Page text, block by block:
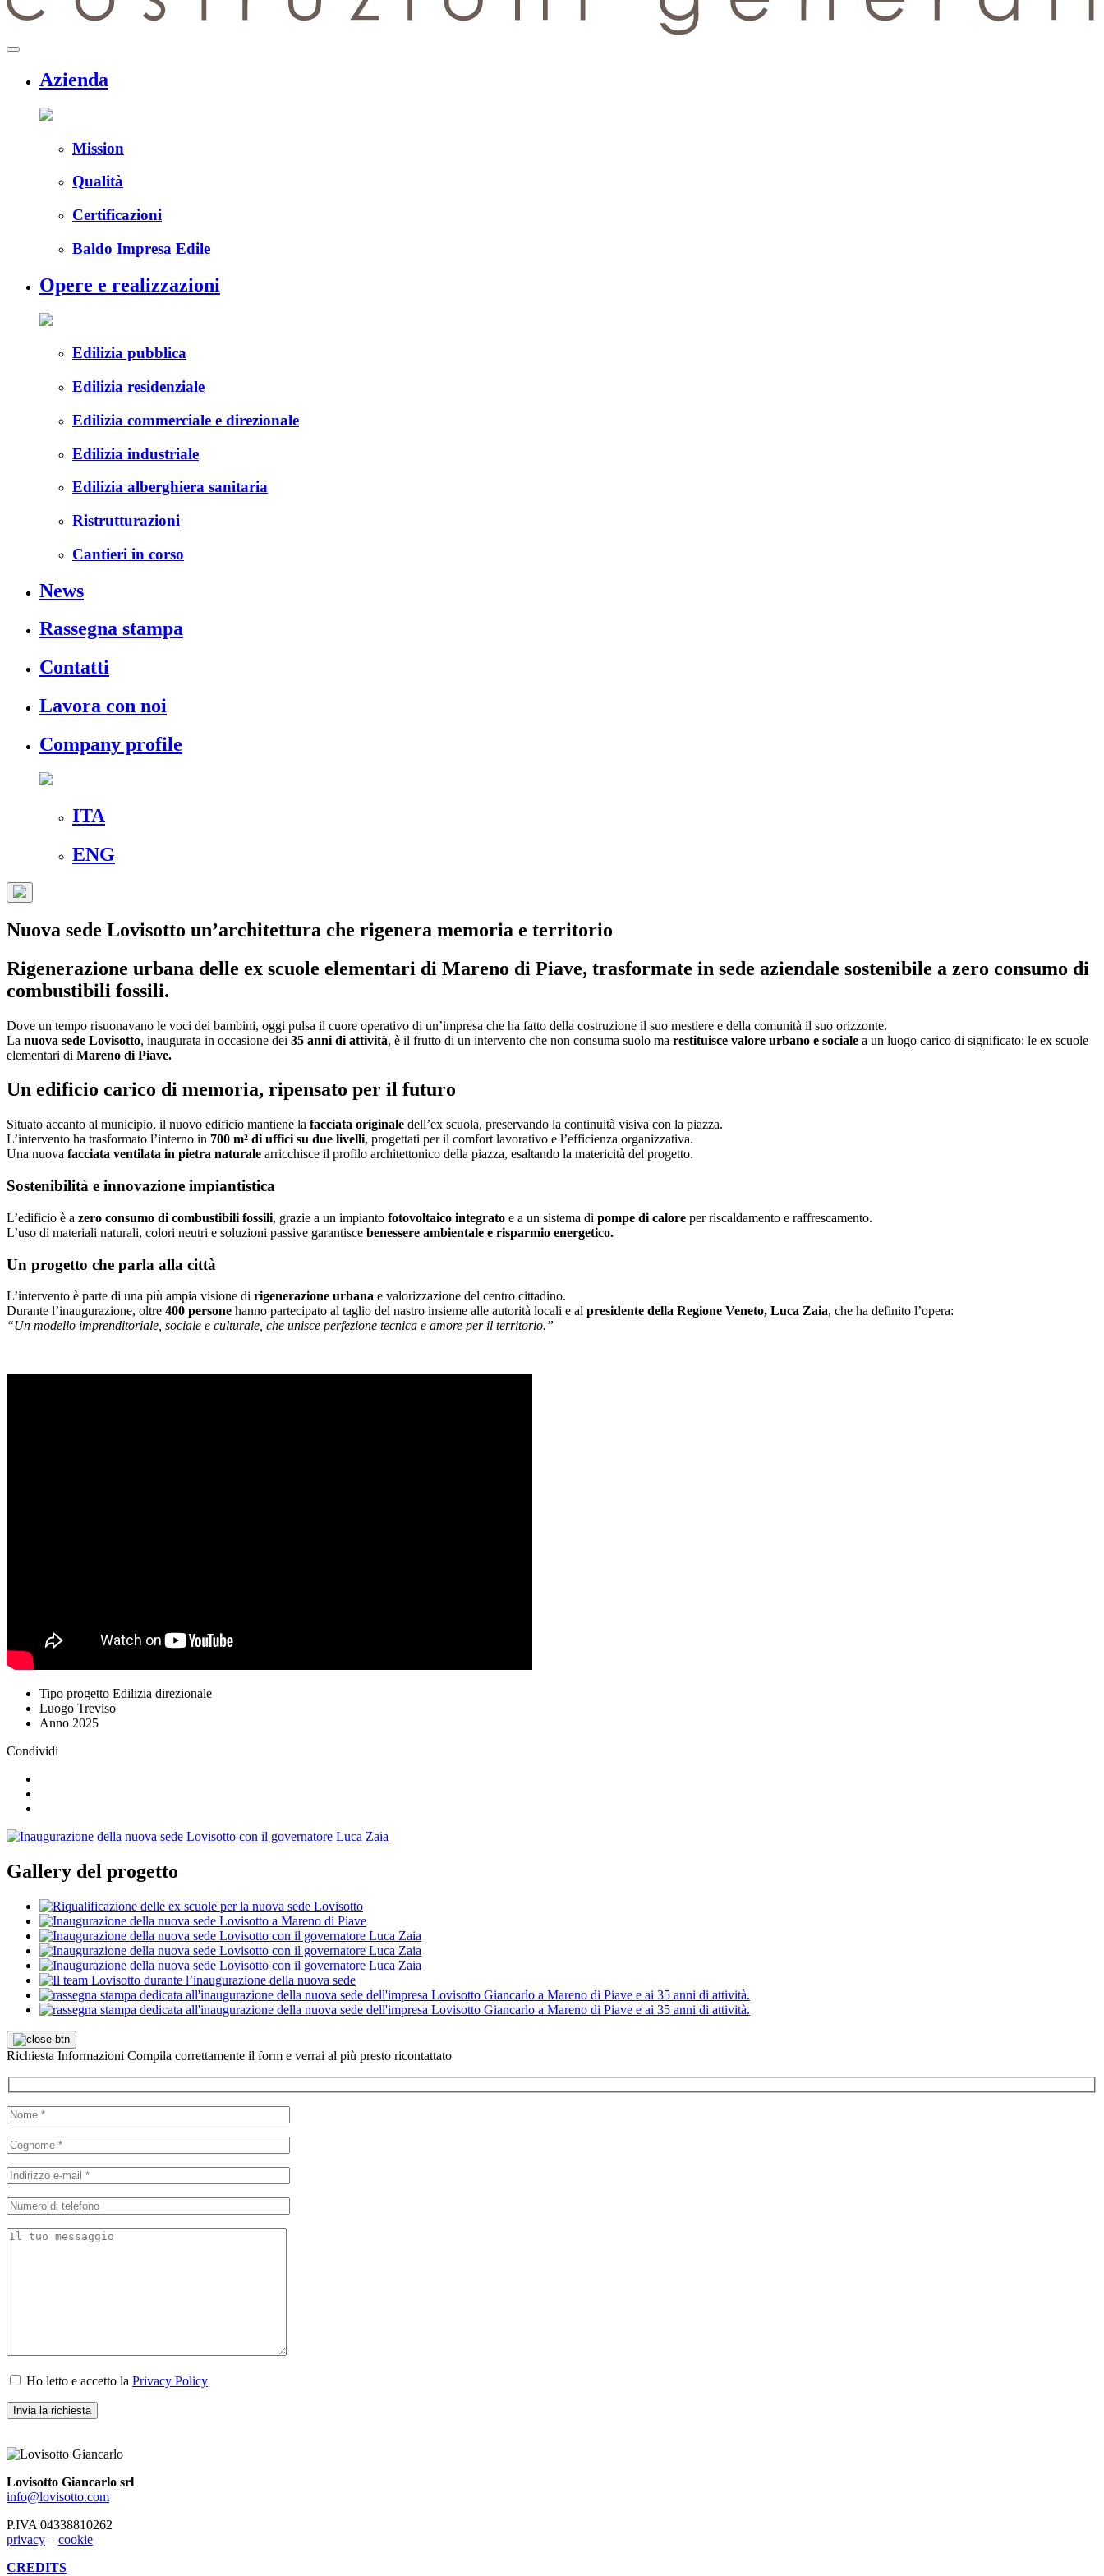
menu
Azienda
Mission
Qualità
Certificazioni
Baldo Impresa Edile
Opere e realizzazioni
Edilizia pubblica
Edilizia residenziale
Edilizia commerciale e direzionale
Edilizia industriale
Edilizia alberghiera sanitaria
Ristrutturazioni
Cantieri in corso
News
Rassegna stampa
Contatti
Lavora con noi
Company profile
ITA
ENG
Nuova sede Lovisotto un’architettura che rigenera memoria e territorio
Rigenerazione urbana delle ex scuole elementari di Mareno di Piave, trasformate in sede aziendale sostenibile a zero consumo di
combustibili fossili.
Dove un tempo risuonavano le voci dei bambini, oggi pulsa il cuore operativo di un’impresa che ha fatto della costruzione il suo mestiere e della comunità il suo orizzonte.
La nuova sede Lovisotto, inaugurata in occasione dei 35 anni di attività, è il frutto di un intervento che non consuma suolo ma restituisce valore urbano e sociale a un luogo carico di significato: le ex scuole
elementari di Mareno di Piave.
Un edificio carico di memoria, ripensato per il futuro
Situato accanto al municipio, il nuovo edificio mantiene la facciata originale dell’ex scuola, preservando la continuità visiva con la piazza.
L’intervento ha trasformato l’interno in 700 m² di uffici su due livelli, progettati per il comfort lavorativo e l’efficienza organizzativa.
Una nuova facciata ventilata in pietra naturale arricchisce il profilo architettonico della piazza, esaltando la matericità del progetto.
Sostenibilità e innovazione impiantistica
L’edificio è a zero consumo di combustibili fossili, grazie a un impianto fotovoltaico integrato e a un sistema di pompe di calore per riscaldamento e raffrescamento.
L’uso di materiali naturali, colori neutri e soluzioni passive garantisce benessere ambientale e risparmio energetico.
Un progetto che parla alla città
L’intervento è parte di una più ampia visione di rigenerazione urbana e valorizzazione del centro cittadino.
Durante l’inaugurazione, oltre 400 persone hanno partecipato al taglio del nastro insieme alle autorità locali e al presidente della Regione Veneto, Luca Zaia, che ha definito l’opera:
“Un modello imprenditoriale, sociale e culturale, che unisce perfezione tecnica e amore per il territorio.”
Tipo progetto Edilizia direzionale
Luogo Treviso
Anno 2025
Condividi
Gallery del progetto
Richiesta Informazioni Compila correttamente il form e verrai al più presto ricontattato
Ho letto e accetto la Privacy Policy
Lovisotto Giancarlo srl
info@lovisotto.com
P.IVA 04338810262
privacy – cookie
CREDITS